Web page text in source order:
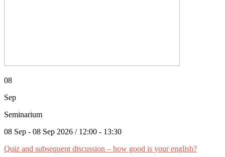
08
Sep
Seminarium
08 Sep - 08 Sep 2026 / 12:00 - 13:30
Quiz and subsequent discussion – how good is your english?